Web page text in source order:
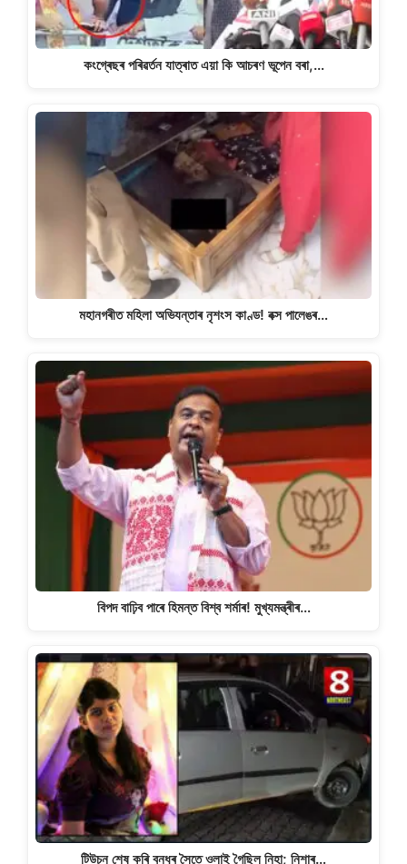
কংগ্ৰেছৰ পৰিৱৰ্তন যাত্ৰাত এয়া কি আচৰণ ভূপেন বৰা,…
মহানগৰীত মহিলা অভিযন্তাৰ নৃশংস কাণ্ড! বক্স পালেঙৰ…
বিপদ বাঢ়িব পাৰে হিমন্ত বিশ্ব শৰ্মাৰ! মুখ্যমন্ত্ৰীৰ…
টিউচন শেষ কৰি বন্ধুৰ সৈতে ওলাই গৈছিল নিহা; নিশাৰ…